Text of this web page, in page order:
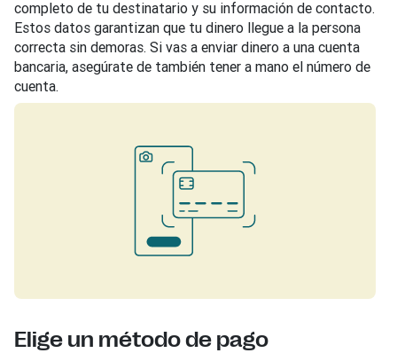
completo de tu destinatario y su información de contacto.
Estos datos garantizan que tu dinero llegue a la persona
correcta sin demoras. Si vas a enviar dinero a una cuenta
bancaria, asegúrate de también tener a mano el número de
cuenta.
Elige un método de pago